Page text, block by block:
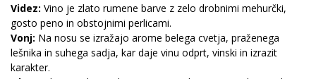
Videz: Vino je zlato rumene barve z zelo drobnimi mehurčki,
gosto peno in obstojnimi perlicami.
Vonj: Na nosu se izražajo arome belega cvetja, praženega
lešnika in suhega sadja, kar daje vinu odprt, vinski in izrazit
karakter.